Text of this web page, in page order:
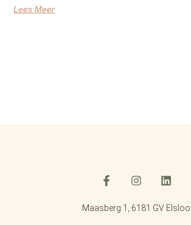
Lees Meer
Maasberg 1, 6181 GV Elsloo